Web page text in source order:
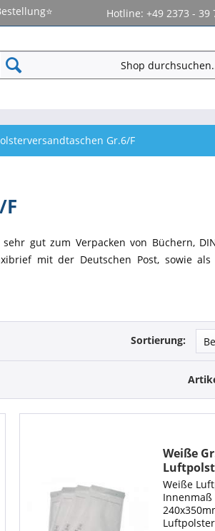
Hotline: +49 2373 - 39
Gr.6/F
gut zum Verpacken von Büchern,
mit der Deutschen Post, sowie als
Sortierung:
Weiße
Economy
Weiße
Innenmaß